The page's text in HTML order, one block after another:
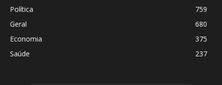
Política
759
Geral
680
Economia
375
Saúde
237